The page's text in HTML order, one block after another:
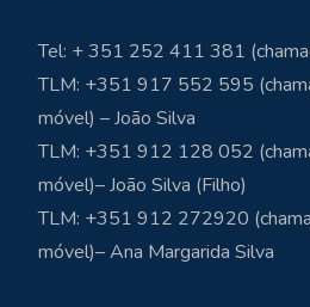
Tel: + 351 252 411 381
TLM: +351 917 552 595
móvel) – João Silva
TLM: +351 912 128 052
móvel)– João Silva (Filho)
TLM: +351 912 272920
móvel)– Ana Margarida Silva